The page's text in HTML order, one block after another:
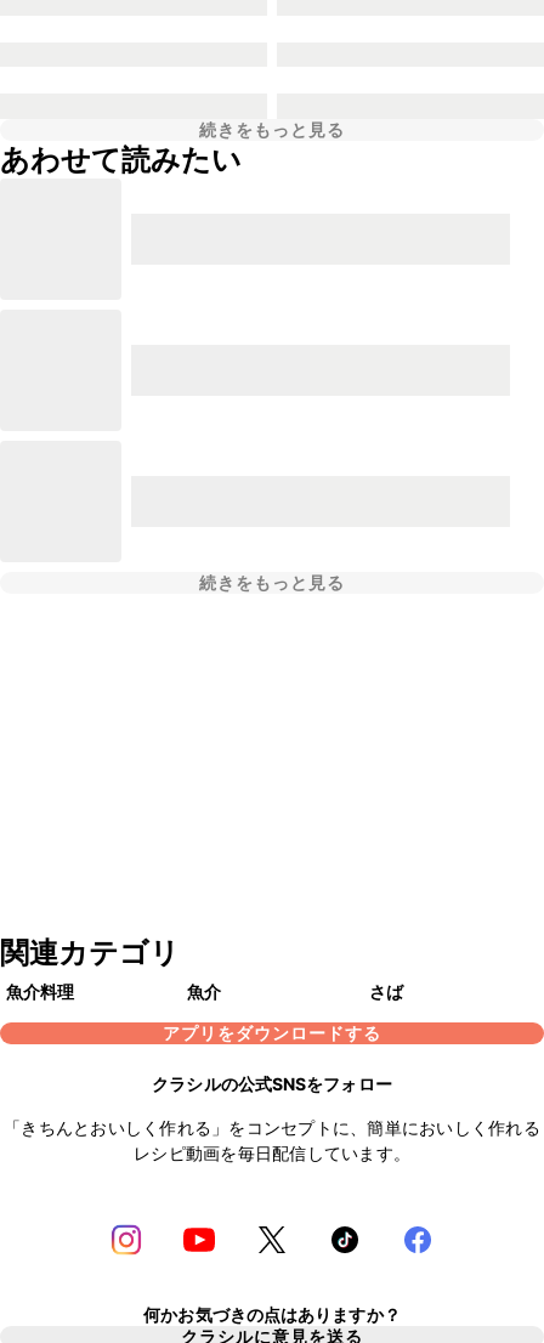
続きをもっと見る
あわせて読みたい
続きをもっと見る
関連カテゴリ
魚介料理 魚介
さば
アプリをダウンロードする
クラシルの公式SNSをフォロー
「きちんとおいしく作れる」をコンセプトに、簡単においしく作れる
レシピ動画を毎日配信しています。
何かお気づきの点はありますか？
クラシルに意見を送る